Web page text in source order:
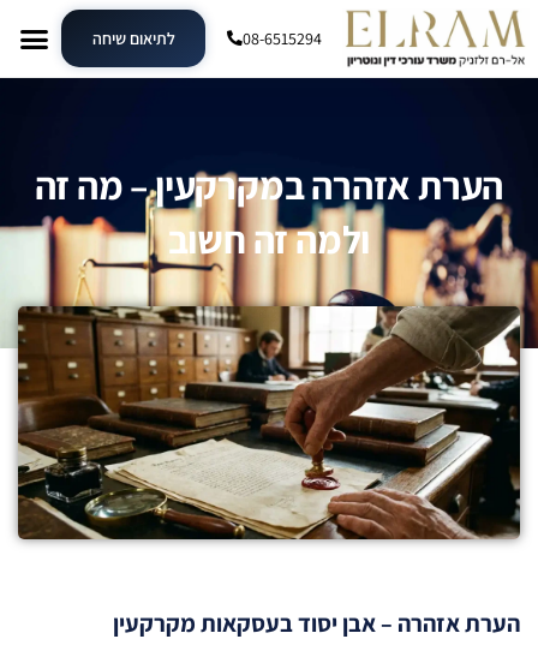
08-6515294 לתיאום שיחה
הערת אזהרה במקרקעין – מה זה
ולמה זה חשוב
הערת אזהרה – אבן יסוד בעסקאות מקרקעין